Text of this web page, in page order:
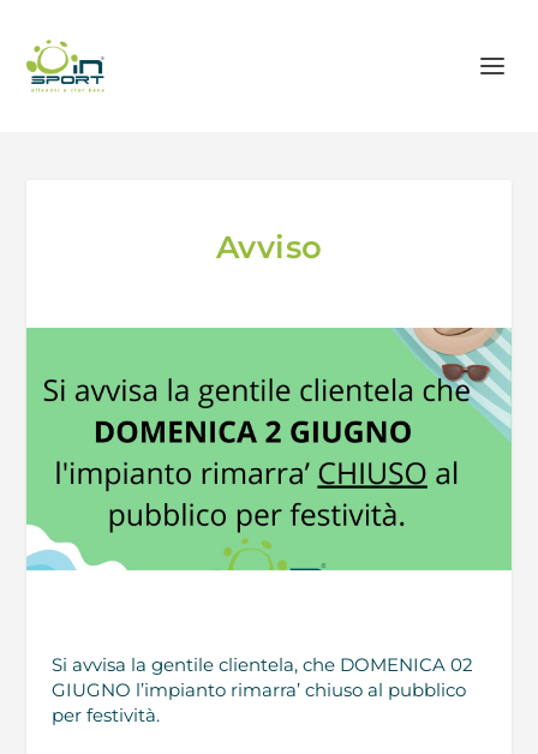
Avviso
Si avvisa la gentile clientela, che DOMENICA 02
GIUGNO l’impianto rimarra’ chiuso al pubblico
per festività.